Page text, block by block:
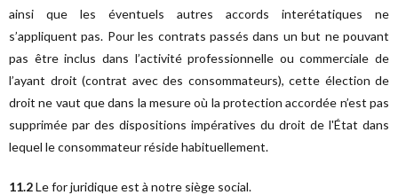
ainsi que les éventuels autres accords interétatiques ne
s’appliquent pas. Pour les contrats passés dans un but ne pouvant
pas être inclus dans l’activité professionnelle ou commerciale de
l’ayant droit (contrat avec des consommateurs), cette élection de
droit ne vaut que dans la mesure où la protection accordée n’est pas
supprimée par des dispositions impératives du droit de l'État dans
lequel le consommateur réside habituellement.
11.2Le for juridique est à notre siège social.